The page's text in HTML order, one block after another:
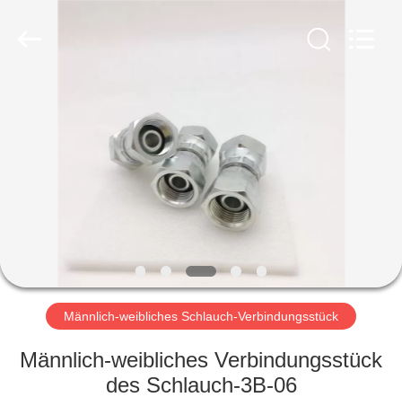
PRODUKTE
FABRIK-
AUSFLUG
QUALITÄTSKONTROLLE
Männlich-weibliches Schlauch-Verbindungsstück
Männlich-weibliches Verbindungsstück
des Schlauch-3B-06